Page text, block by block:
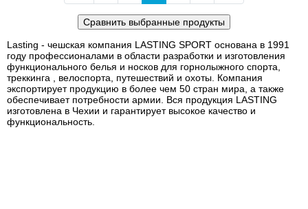
Lasting - чешская компания LASTING SPORT основана в 1991
году профессионалами в области разработки и изготовления
функционального белья и носков для горнолыжного спорта,
треккинга , велоспорта, путешествий и охоты. Компания
экспортирует продукцию в более чем 50 стран мира, а также
обеспечивает потребности армии. Вся продукция LASTING
изготовлена в Чехии и гарантирует высокое качество и
функциональность.